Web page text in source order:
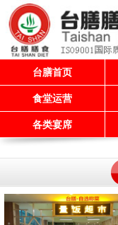
台膳首页
食堂运营
各类宴席